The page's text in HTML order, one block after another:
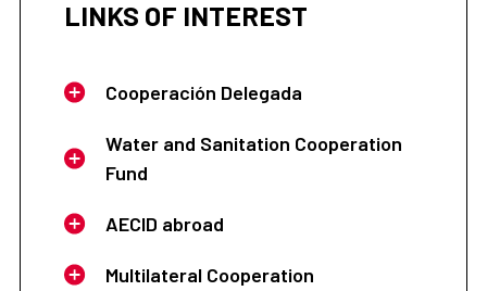
LINKS OF INTEREST
Cooperación Delegada
Water and Sanitation Cooperation
Fund
AECID abroad
Multilateral Cooperation